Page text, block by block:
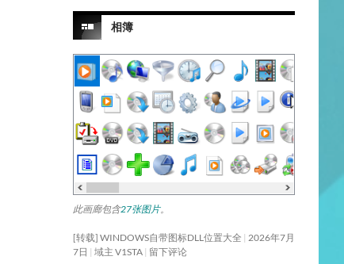
相簿
此画廊包含27张图片。
[转载] WINDOWS自带图标DLL位置大全 2026年7月
7日
域主 V1STA 留下评论